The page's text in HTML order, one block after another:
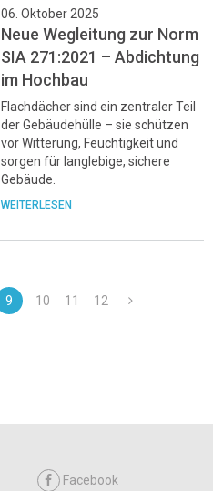
06. Oktober 2025
Neue Wegleitung zur Norm
SIA 271:2021 – Abdichtung
im Hochbau
Flachdächer sind ein zentraler Teil
der Gebäudehülle – sie schützen
vor Witterung, Feuchtigkeit und
sorgen für langlebige, sichere
Gebäude.
WEITERLESEN
9 10 11 12
Facebook